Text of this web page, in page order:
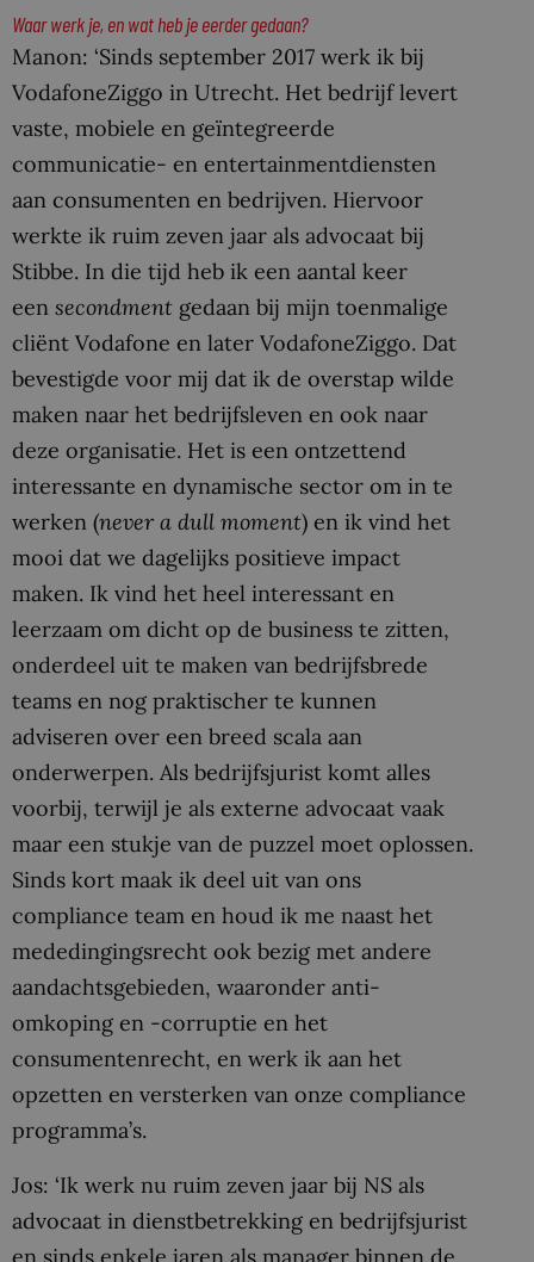
Waar werk je, en wat heb je eerder gedaan?
Manon: ‘Sinds september 2017 werk ik bij
VodafoneZiggo in Utrecht. Het bedrijf levert
vaste, mobiele en geïntegreerde
communicatie- en entertainmentdiensten
aan consumenten en bedrijven. Hiervoor
werkte ik ruim zeven jaar als advocaat bij
Stibbe. In die tijd heb ik een aantal keer
een secondment gedaan bij mijn toenmalige
cliënt Vodafone en later VodafoneZiggo. Dat
bevestigde voor mij dat ik de overstap wilde
maken naar het bedrijfsleven en ook naar
deze organisatie. Het is een ontzettend
interessante en dynamische sector om in te
werken (never a dull moment) en ik vind het
mooi dat we dagelijks positieve impact
maken. Ik vind het heel interessant en
leerzaam om dicht op de business te zitten,
onderdeel uit te maken van bedrijfsbrede
teams en nog praktischer te kunnen
adviseren over een breed scala aan
onderwerpen. Als bedrijfsjurist komt alles
voorbij, terwijl je als externe advocaat vaak
maar een stukje van de puzzel moet oplossen.
Sinds kort maak ik deel uit van ons
compliance team en houd ik me naast het
mededingingsrecht ook bezig met andere
aandachtsgebieden, waaronder anti-
omkoping en -corruptie en het
consumentenrecht, en werk ik aan het
opzetten en versterken van onze compliance
programma’s.
Jos: ‘Ik werk nu ruim zeven jaar bij NS als
advocaat in dienstbetrekking en bedrijfsjurist
en sinds enkele jaren als manager binnen de